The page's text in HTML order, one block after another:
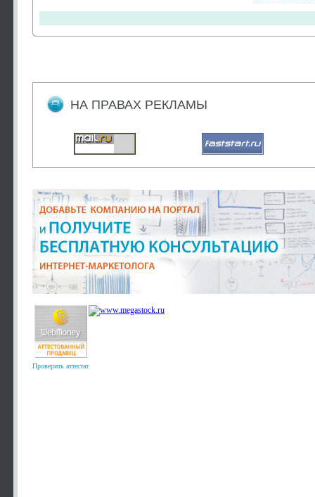
НА ПРАВАХ РЕКЛАМЫ
Проверить аттестат